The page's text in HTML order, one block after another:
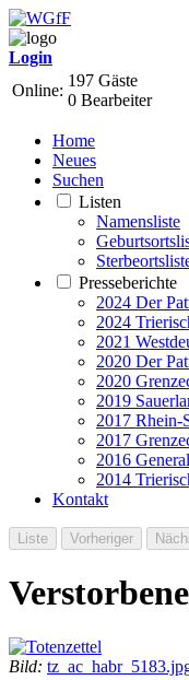
Login
Online:
197 Gäste
0 Bearbeiter
Home
Neues
Suchen
Listen
Namensliste
Presseberichte
2024 Der
2024
2021
2020 Der
2020
2019
2017 Rhein-
2017
2016
2014
Kontakt
Bild: